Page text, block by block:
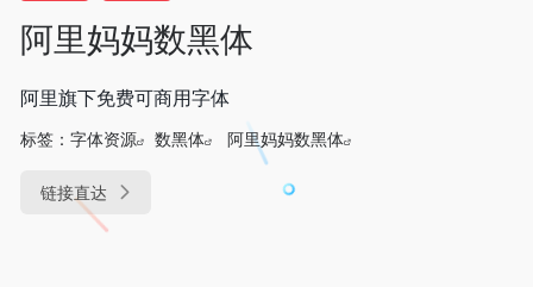
阿里妈妈数黑体
阿里旗下免费可商用字体
标签： 字体资源 数黑体 阿里妈妈数黑体
链接直达